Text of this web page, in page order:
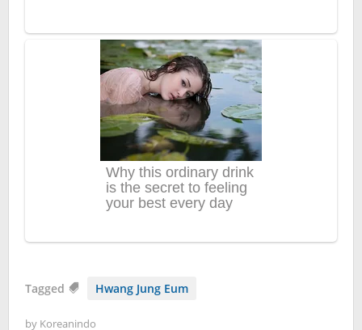
Tagged Hwang Jung Eum
by Koreanindo